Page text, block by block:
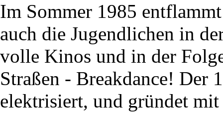
Im Sommer 1985
auch die Jugendlichen in
volle Kinos und in der
Straßen - Breakdance! Der
elektrisiert, und gründet